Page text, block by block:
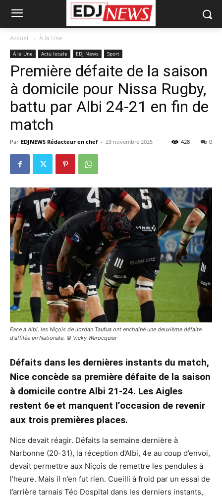
Accueil À la Une
À la Une Actu locale EDJ News Sport
Première défaite de la saison
à domicile pour Nissa Rugby,
battu par Albi 24-21 en fin de
match
Par EDJNEWS Rédacteur en chef - 23 novembre 2025 0
428
Face à Albi, les Niçois de Jordan Taufua ont enchaîné une deuxième défaite
d'affilée en Nationale. © Vicky Warocquier
Défaits dans les dernières instants du match,
Nice concède sa première défaite de la saison
à domicile contre Albi 21-24. Les Aigles
restent 6e et manquent l’occasion de revenir
aux trois premières places.
Nice devait réagir. Défaits la semaine dernière à
Narbonne (20-31), la réception d’Albi, 4e au coup d’envoi,
devait permettre aux Niçois de remettre les pendules à
l’heure. Mais il n’en fut rien. Cueilli à froid par un essai de
l’arrière tarnais Téo Dospital dans les derniers instants,